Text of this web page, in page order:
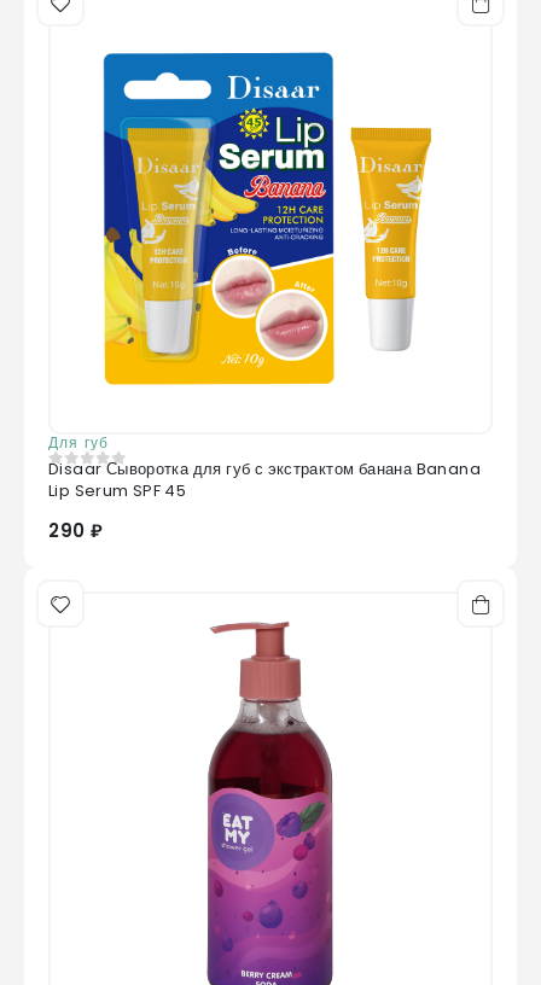
Для губ
0 из 5
Disaar Сыворотка для губ с экстрактом банана Banana
Lip Serum SPF 45
290 ₽